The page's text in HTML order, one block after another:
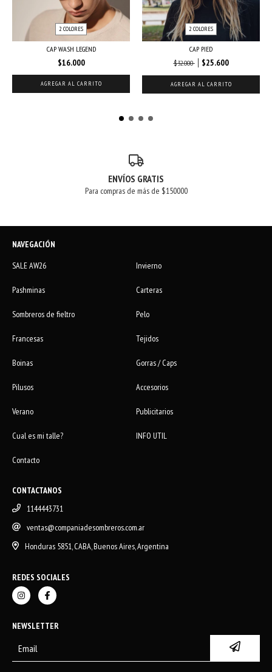
2 COLORES
CAP WASH LEGEND
$16.000
AGREGAR AL CARRITO
2 COLORES
CAP PIED
$32.000
$25.600
AGREGAR AL CARRITO
ENVÍOS GRATIS
Para compras de más de $150000
NAVEGACIÓN
SALE AW26
Invierno
Pashminas Carteras
Sombreros de fieltro Pelo
Francesas Tejidos
Boinas Gorras / Caps
Pilusos Accesorios
Verano Publicitarios
Cual es mi talle? INFO UTIL
Contacto
CONTACTANOS
1144443731
ventas@companiadesombreros.com.ar
Honduras 5851, CABA, Buenos Aires, Argentina
REDES SOCIALES
NEWSLETTER